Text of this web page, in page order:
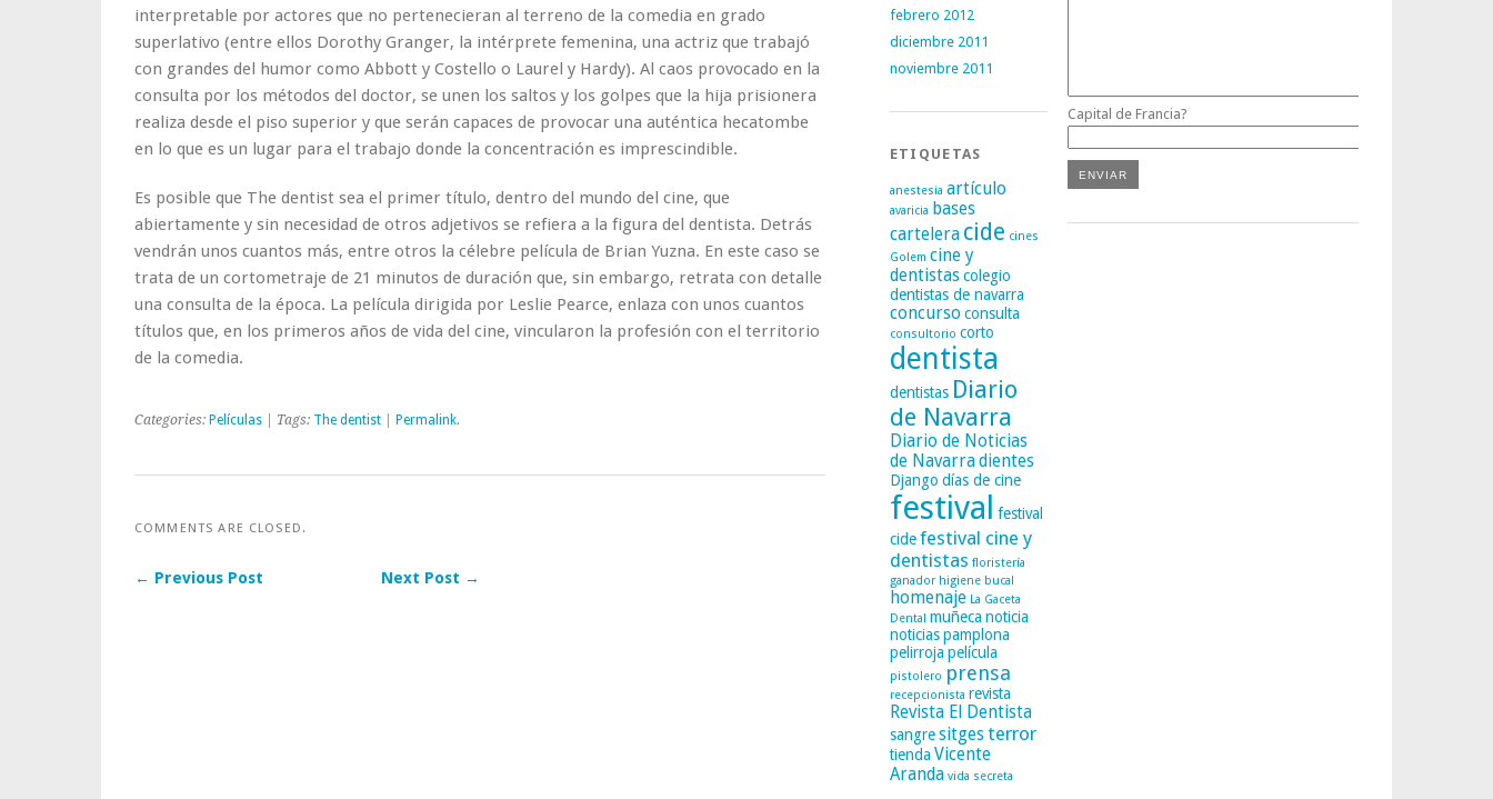
interpretable por actores que no pertenecieran al terreno de la comedia en grado
superlativo (entre ellos Dorothy Granger, la intérprete femenina, una actriz que trabajó
con grandes del humor como Abbott y Costello o Laurel y Hardy). Al caos provocado en la
consulta por los métodos del doctor, se unen los saltos y los golpes que la hija prisionera
realiza desde el piso superior y que serán capaces de provocar una auténtica hecatombe
en lo que es un lugar para el trabajo donde la concentración es imprescindible.
Es posible que The dentist sea el primer título, dentro del mundo del cine, que
abiertamente y sin necesidad de otros adjetivos se refiera a la figura del dentista. Detrás
vendrán unos cuantos más, entre otros la célebre película de Brian Yuzna. En este caso se
trata de un cortometraje de 21 minutos de duración que, sin embargo, retrata con detalle
una consulta de la época. La película dirigida por Leslie Pearce, enlaza con unos cuantos
títulos que, en los primeros años de vida del cine, vincularon la profesión con el territorio
de la comedia.
Categories: Películas | Tags: The dentist Permalink.
COMMENTS ARE CLOSED.
← Previous Post Next Post →
febrero 2012
diciembre 2011
noviembre 2011
ETIQUETAS
anestesia artículo
avaricia bases
cartelera cide cines
Golem cine y
dentistascolegio
dentistas de navarra
concurso consulta
consultorio corto
dentista
dentistas Diario
de Navarra
Diario de Noticias
de Navarradientes
Django días de cine
festival
festival
cidefestival cine y
dentistas floristería
ganador higiene bucal
homenaje La Gaceta
Dental muñeca noticia
noticiaspamplona
pelirroja película
pistolero prensa
recepcionista revista
Revista El Dentista
sangresitgesterror
tienda Vicente
Aranda vida secreta
Capital de Francia?